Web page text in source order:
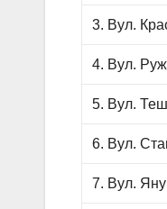
3. Вул.
4. Вул.
5. Вул.
6. Вул.
7. Вул.